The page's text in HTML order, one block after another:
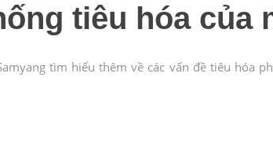
tiêu hóa của
tìm hiểu thêm về các vấn đề tiêu hóa